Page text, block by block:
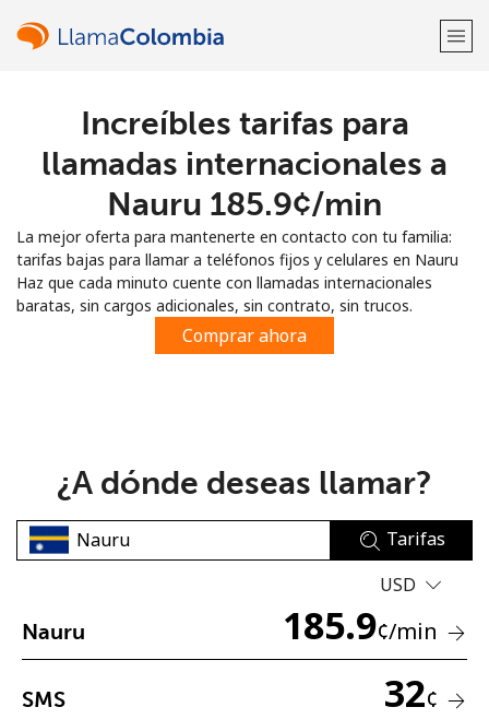
¡Bienvenido!
Regístrate con
No se ha creado una contraseña
Mínimo 8 caracteres
Increíbles tarifas para
llamadas internacionales a
Nauru ⁦185.9¢⁩/min
La mejor oferta para mantenerte en contacto con tu familia:
tarifas bajas para llamar a teléfonos fijos y celulares en Nauru
Haz que cada minuto cuente con llamadas internacionales
baratas, sin cargos adicionales, sin contrato, sin trucos.
Comprar ahora
¿A dónde deseas llamar?
Tarifas
USD
Nauru 185.9¢/min
SMS 32¢